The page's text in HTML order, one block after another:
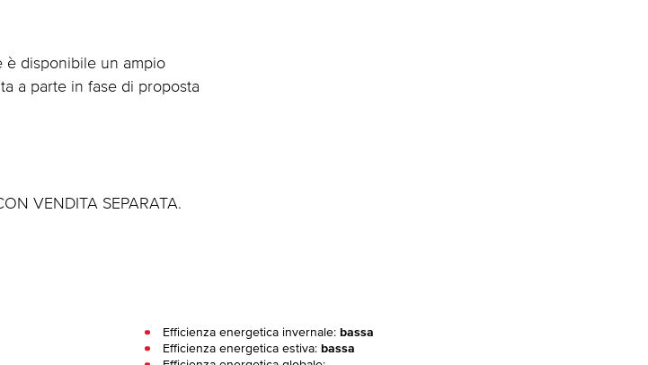
è disponibile un ampio
a parte in fase di proposta
VENDITA SEPARATA.
Efficienza energetica invernale: bassa
Efficienza energetica estiva: bassa